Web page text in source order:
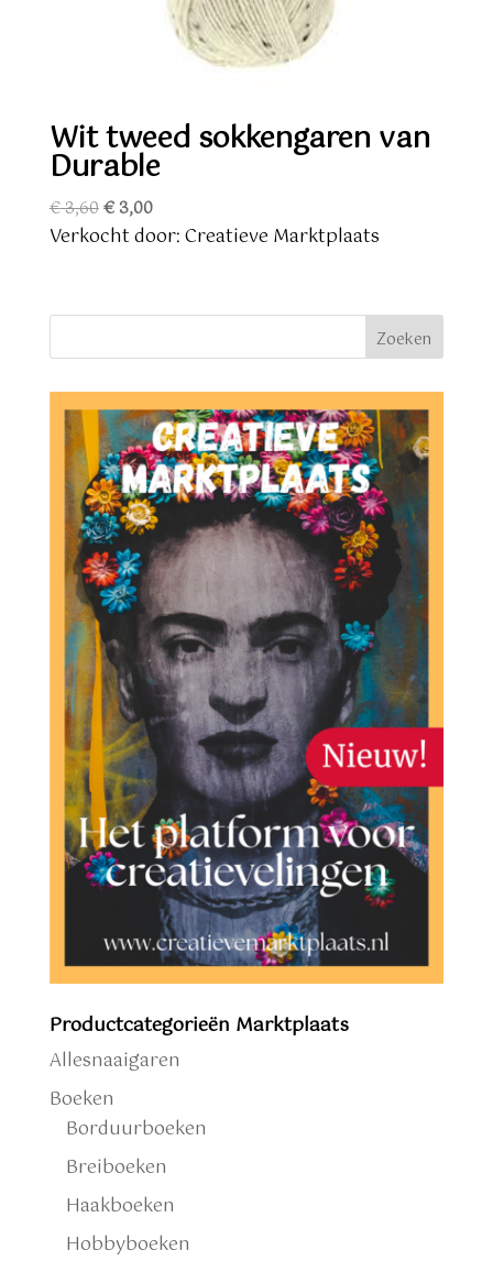
Wit tweed sokkengaren van
Durable
€3,60Oorspronkelijke
prijs
€3,00Huidige
prijs
Verkocht door: Creatieve Marktplaats
Zoeken
Productcategorieën Marktplaats
Allesnaaigaren
Boeken
Borduurboeken
Breiboeken
Haakboeken
Hobbyboeken